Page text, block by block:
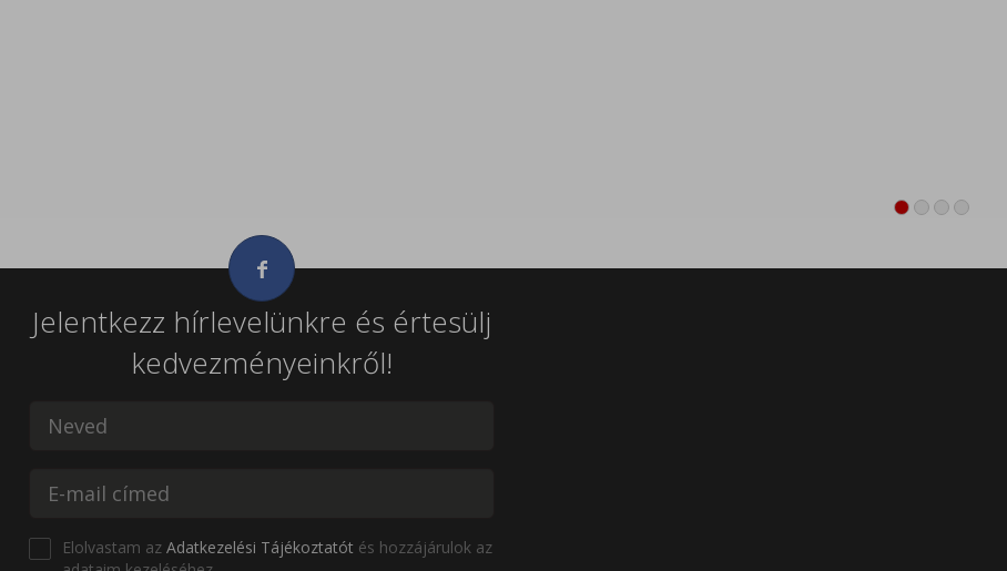
Jelentkezz hírlevelünkre és értesülj
kedvezményeinkről!
Elolvastam az Adatkezelési Tájékoztatót és hozzájárulok az